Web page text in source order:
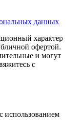
данных
характер
офертой.
и могут
с